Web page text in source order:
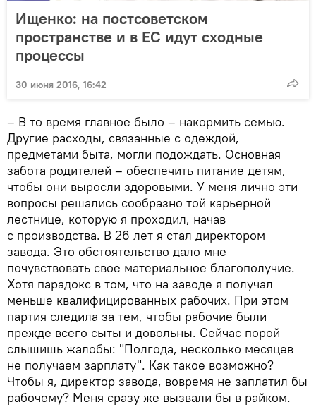
Ищенко: на постсоветском
пространстве и в ЕС идут сходные
процессы
30 июня 2016, 16:42
– В то время главное было – накормить семью.
Другие расходы, связанные с одеждой,
предметами быта, могли подождать. Основная
забота родителей – обеспечить питание детям,
чтобы они выросли здоровыми. У меня лично эти
вопросы решались сообразно той карьерной
лестнице, которую я проходил, начав
с производства. В 26 лет я стал директором
завода. Это обстоятельство дало мне
почувствовать свое материальное благополучие.
Хотя парадокс в том, что на заводе я получал
меньше квалифицированных рабочих. При этом
партия следила за тем, чтобы рабочие были
прежде всего сыты и довольны. Сейчас порой
слышишь жалобы: "Полгода, несколько месяцев
не получаем зарплату". Как такое возможно?
Чтобы я, директор завода, вовремя не заплатил бы
рабочему? Меня сразу же вызвали бы в райком.